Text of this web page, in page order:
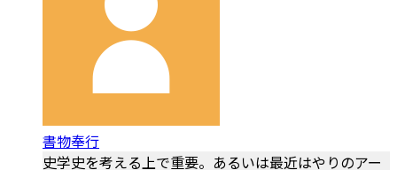
書物奉行
史学史を考える上で重要。あるいは最近はやりのアー